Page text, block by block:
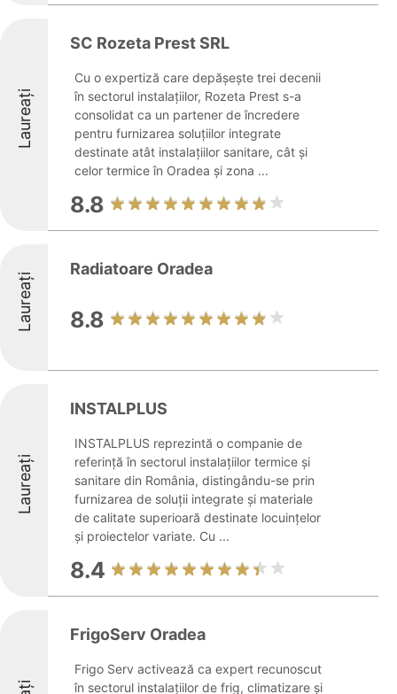
Laureați
SC Rozeta Prest SRL
Cu o expertiză care depășește trei decenii
în sectorul instalațiilor, Rozeta Prest s-a
consolidat ca un partener de încredere
pentru furnizarea soluțiilor integrate
destinate atât instalațiilor sanitare, cât și
celor termice în Oradea și zona ...
8.8
Laureați
Radiatoare Oradea
8.8
Laureați
INSTALPLUS
INSTALPLUS reprezintă o companie de
referință în sectorul instalațiilor termice și
sanitare din România, distingându-se prin
furnizarea de soluții integrate și materiale
de calitate superioară destinate locuințelor
și proiectelor variate. Cu ...
8.4
FrigoServ Oradea
Frigo Serv activează ca expert recunoscut
în sectorul instalațiilor de frig, climatizare și